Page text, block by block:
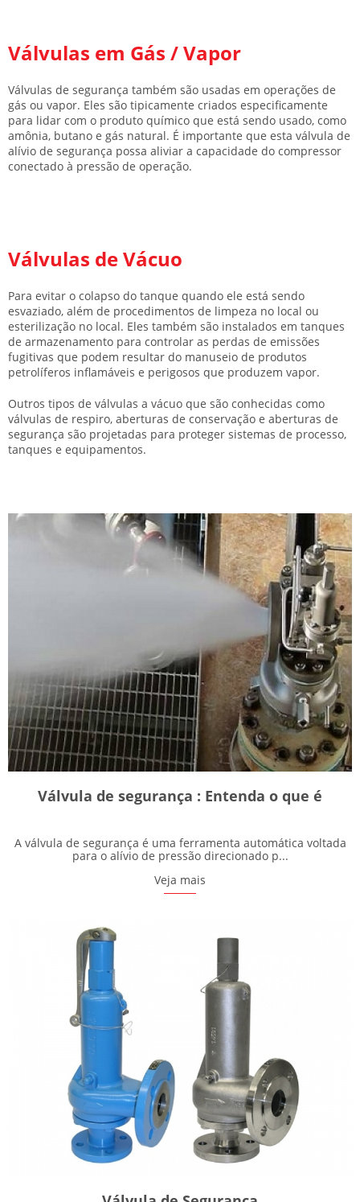
Válvulas em Gás / Vapor
Válvulas de segurança também são usadas em operações de
gás ou vapor. Eles são tipicamente criados especificamente
para lidar com o produto químico que está sendo usado, como
amônia, butano e gás natural. É importante que esta válvula de
alívio de segurança possa aliviar a capacidade do compressor
conectado à pressão de operação.
Válvulas de Vácuo
Para evitar o colapso do tanque quando ele está sendo
esvaziado, além de procedimentos de limpeza no local ou
esterilização no local. Eles também são instalados em tanques
de armazenamento para controlar as perdas de emissões
fugitivas que podem resultar do manuseio de produtos
petrolíferos inflamáveis ​​e perigosos que produzem vapor.
Outros tipos de válvulas a vácuo que são conhecidas como
válvulas de respiro, aberturas de conservação e aberturas de
segurança são projetadas para proteger sistemas de processo,
tanques e equipamentos.
Válvula de segurança : Entenda o que é
A válvula de segurança é uma ferramenta automática voltada
para o alívio de pressão direcionado p...
Veja mais